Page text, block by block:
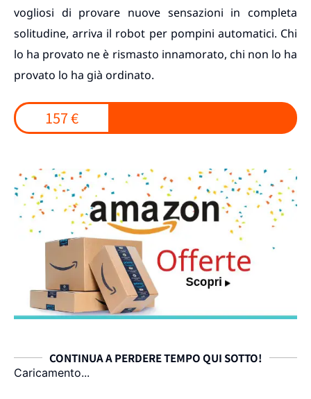
vogliosi di provare nuove sensazioni in completa
solitudine, arriva il robot per pompini automatici. Chi
lo ha provato ne è rismasto innamorato, chi non lo ha
provato lo ha già ordinato.
157 €
CONTINUA A PERDERE TEMPO QUI SOTTO!
Caricamento...